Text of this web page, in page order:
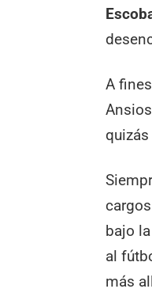
A
bajo
al
más